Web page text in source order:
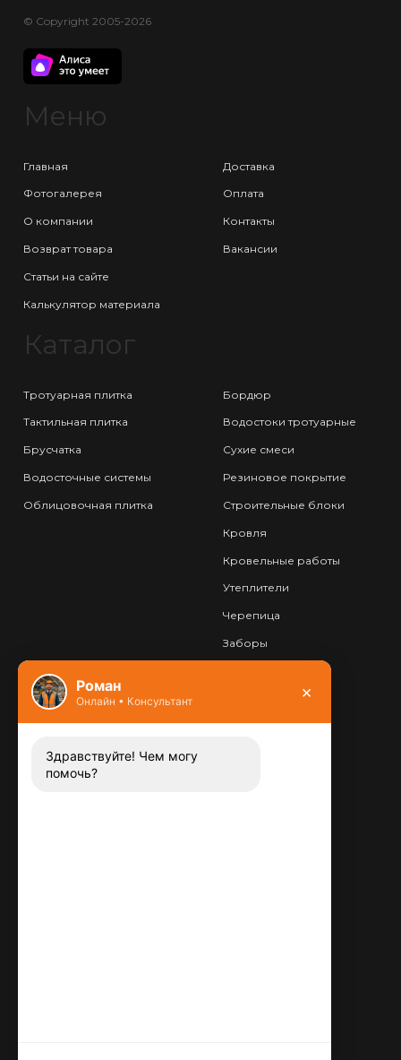
© Copyright 2005-2026
Меню
Главная
Фотогалерея
О компании
Возврат товара
Статьи на сайте
Калькулятор материала
Доставка
Оплата
Контакты
Вакансии
Каталог
Тротуарная плитка
Тактильная плитка
Брусчатка
Водосточные системы
Облицовочная плитка
Бордюр
Водостоки тротуарные
Сухие смеси
Резиновое покрытие
Строительные блоки
Кровля
Кровельные работы
Утеплители
Черепица
Заборы
Контакты
Заказать звонок
Роман
Онлайн • Консультант ×
Здравствуйте! Чем могу
помочь?